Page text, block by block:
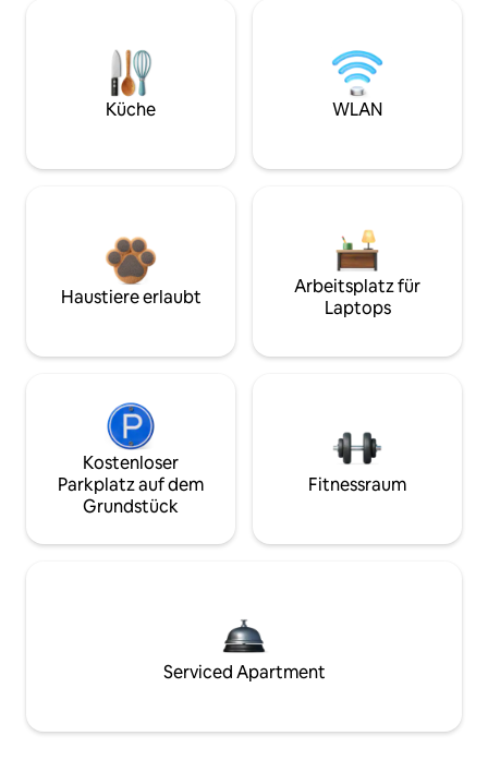
Küche WLAN
Haustiere erlaubt
Arbeitsplatz für
Laptops
Kostenloser
Parkplatz auf dem
Grundstück
Fitnessraum
Serviced Apartment